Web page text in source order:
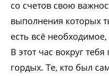
со счетов свою
выполнения которых
есть всё
В этот час вокруг
гордых. Те, кто был